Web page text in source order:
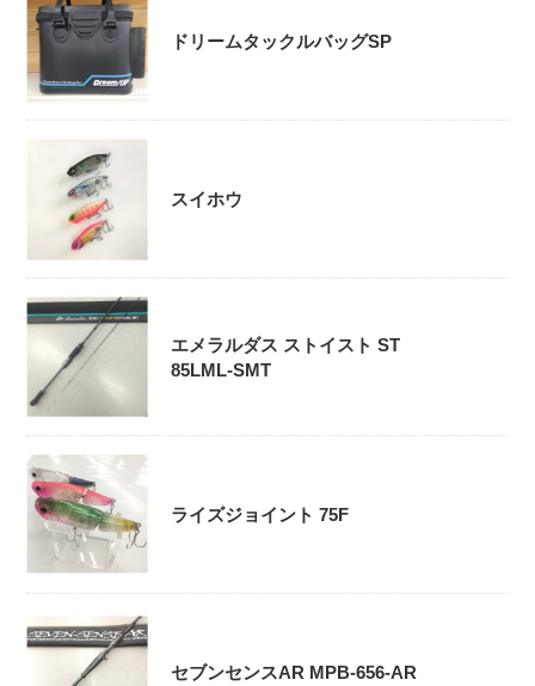
ドリームタックルバッグSP
スイホウ
エメラルダス ストイスト ST
85LML-SMT
ライズジョイント 75F
セブンセンスAR MPB-656-AR